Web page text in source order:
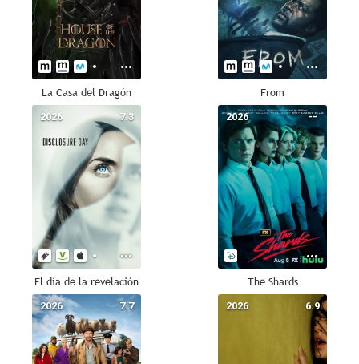
La Casa del Dragón From
7.3
2026
El día de la revelación
--
2026
The Shards
7.7
2026 6.9
2026